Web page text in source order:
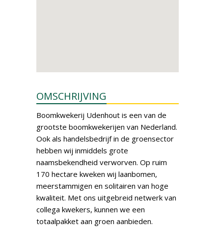
OMSCHRIJVING
Boomkwekerij Udenhout is een van de
grootste boomkwekerijen van Nederland.
Ook als handelsbedrijf in de groensector
hebben wij inmiddels grote
naamsbekendheid verworven. Op ruim
170 hectare kweken wij laanbomen,
meerstammigen en solitairen van hoge
kwaliteit. Met ons uitgebreid netwerk van
collega kwekers, kunnen we een
totaalpakket aan groen aanbieden.